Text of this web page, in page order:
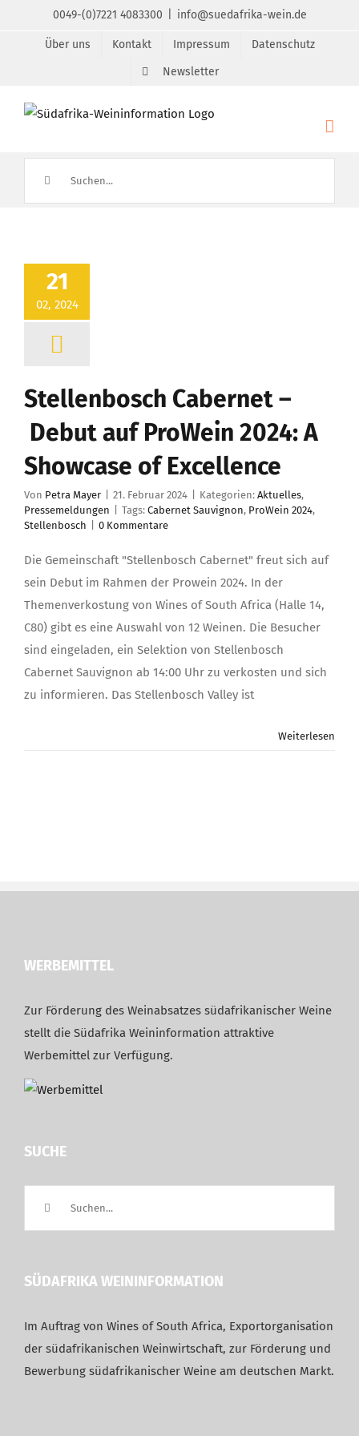
0049-(0)7221 4083300 info@suedafrika-wein.de
Über uns Kontakt Impressum
Datenschutz
Newsletter
nach:
21
02, 2024
Stellenbosch Cabernet –
Debut auf ProWein 2024: A
Showcase of Excellence
Von Petra Mayer 21. Februar 2024 Kategorien: Aktuelles,
Pressemeldungen
Tags: Cabernet Sauvignon, ProWein 2024,
Stellenbosch
0 Kommentare
Die Gemeinschaft "Stellenbosch Cabernet" freut sich auf
sein Debut im Rahmen der Prowein 2024. In der
Themenverkostung von Wines of South Africa (Halle 14,
C80) gibt es eine Auswahl von 12 Weinen. Die Besucher
sind eingeladen, ein Selektion von Stellenbosch
Cabernet Sauvignon ab 14:00 Uhr zu verkosten und sich
zu informieren. Das Stellenbosch Valley ist
Weiterlesen
WERBEMITTEL
Zur Förderung des Weinabsatzes südafrikanischer Weine
stellt die Südafrika Weininformation attraktive
Werbemittel zur Verfügung.
SUCHE
SÜDAFRIKA WEININFORMATION
Im Auftrag von Wines of South Africa, Exportorganisation
der südafrikanischen Weinwirtschaft, zur Förderung und
Bewerbung südafrikanischer Weine am deutschen Markt.